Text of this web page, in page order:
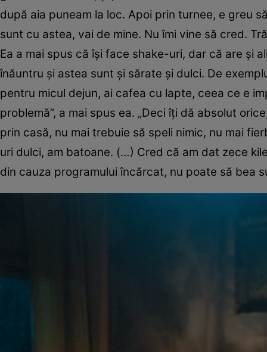
după aia puneam la loc. Apoi prin turnee, e greu
sunt cu astea, vai de mine. Nu îmi vine să cred.
Ea a mai spus că îşi face shake-uri, dar că are şi
înăuntru şi astea sunt şi sărate şi dulci. De
pentru micul dejun, ai cafea cu lapte, ceea ce e
problemă”, a mai spus ea. „Deci îţi dă absolut
prin casă, nu mai trebuie să speli nimic, nu mai
uri dulci, am batoane. (…) Cred că am dat zece
din cauza programului încărcat, nu poate să bea